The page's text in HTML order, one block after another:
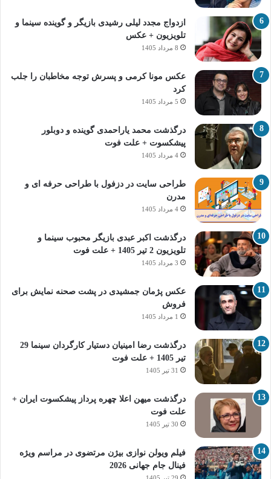
ازدواج مجدد لیلی رشیدی بازیگر و گوینده سینما و
تلویزیون + عکس
8 مرداد 1405
عکس مونا کرمی و پسرش توجه مخاطبان را جلب
کرد
5 مرداد 1405
درگذشت محمد یاراحمدی گوینده و دوبلور
پیشکسوت + علت فوت
4 مرداد 1405
طراحی سایت در دزفول با طراحی حرفه‌ ای و
مدرن
4 مرداد 1405
درگذشت اکبر عبدی بازیگر محبوب سینما و
تلویزیون 2 تیر 1405 + علت فوت
3 مرداد 1405
عکس پژمان جمشیدی در پشت صحنه نمایش برای
فروش
1 مرداد 1405
درگذشت رضا امینیان دستیار کارگردان سینما 29
تیر 1405 + علت فوت
31 تیر 1405
درگذشت میهن اعلا چهره پرداز پیشکسوت ایران +
علت فوت
30 تیر 1405
فیلم ویولن نوازی بیژن مرتضوی در مراسم ویژه
فینال جام جهانی 2026